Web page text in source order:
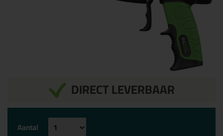
DIRECT LEVERBAAR
Aantal